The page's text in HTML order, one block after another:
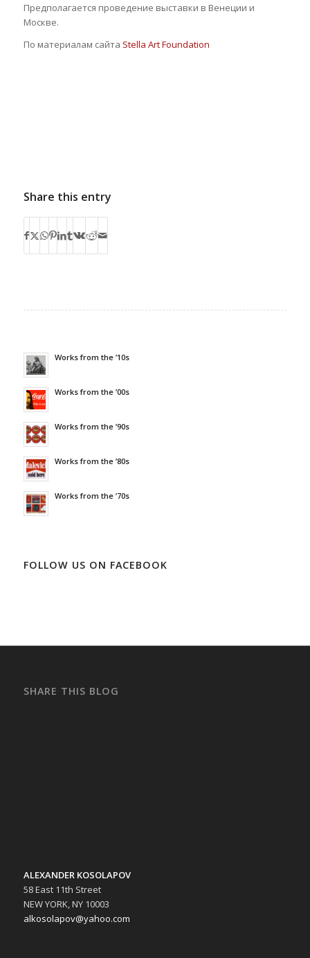
Предполагается проведение выставки в Венеции и
Москве.
По материалам сайта Stella Art Foundation
Share this entry
Works from the ’10s
Works from the ’00s
Works from the ’90s
Works from the ’80s
Works from the ’70s
FOLLOW US ON FACEBOOK
SHARE THIS BLOG
ALEXANDER KOSOLAPOV
58 East 11th Street
NEW YORK, NY 10003
alkosolapov@yahoo.com